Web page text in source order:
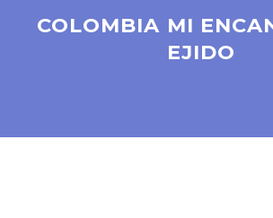
COLOMBIA MI
EJIDO